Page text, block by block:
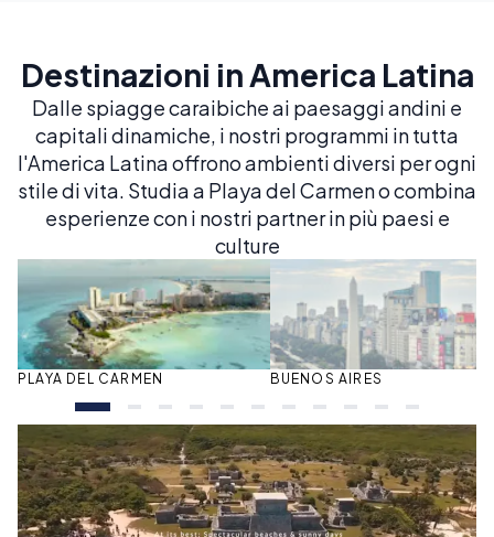
Destinazioni in America Latina
Dalle spiagge caraibiche ai paesaggi andini e
capitali dinamiche, i nostri programmi in tutta
l'America Latina offrono ambienti diversi per ogni
stile di vita. Studia a Playa del Carmen o combina
esperienze con i nostri partner in più paesi e
culture
PLAYA DEL CARMEN BUENOS AIRES